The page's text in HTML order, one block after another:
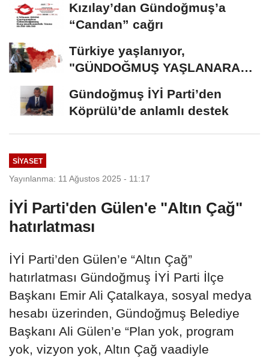
Kızılay’dan Gündoğmuş’a
“Candan” cağrı
Türkiye yaşlanıyor,
"GÜNDOĞMUŞ YAŞLANARAK
Gündoğmuş İYİ Parti’den
Köprülü’de anlamlı destek
SİYASET
Yayınlanma: 11 Ağustos 2025 - 11:17
İYİ Parti'den Gülen'e "Altın Çağ"
hatırlatması
İYİ Parti’den Gülen’e “Altın Çağ”
hatırlatması Gündoğmuş İYİ Parti İlçe
Başkanı Emir Ali Çatalkaya, sosyal medya
hesabı üzerinden, Gündoğmuş Belediye
Başkanı Ali Gülen’e “Plan yok, program
yok, vizyon yok, Altın Çağ vaadiyle